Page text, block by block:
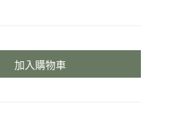
加入購物車